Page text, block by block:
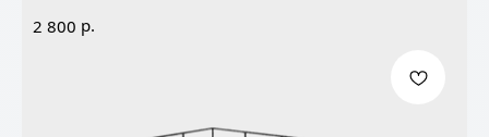
2 800 р.